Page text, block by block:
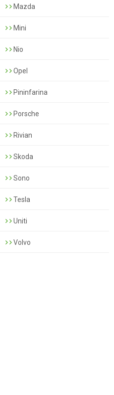
Mazda
Mini
Nio
Opel
Pininfarina
Porsche
Rivian
Skoda
Sono
Tesla
Uniti
Volvo